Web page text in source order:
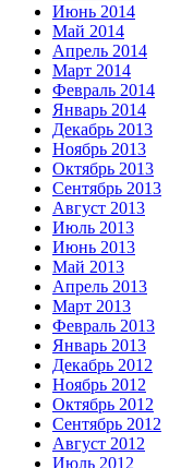
Июнь 2014
Май 2014
Апрель 2014
Март 2014
Февраль 2014
Январь 2014
Декабрь 2013
Ноябрь 2013
Октябрь 2013
Сентябрь 2013
Август 2013
Июль 2013
Июнь 2013
Май 2013
Апрель 2013
Март 2013
Февраль 2013
Январь 2013
Декабрь 2012
Ноябрь 2012
Октябрь 2012
Сентябрь 2012
Август 2012
Июль 2012